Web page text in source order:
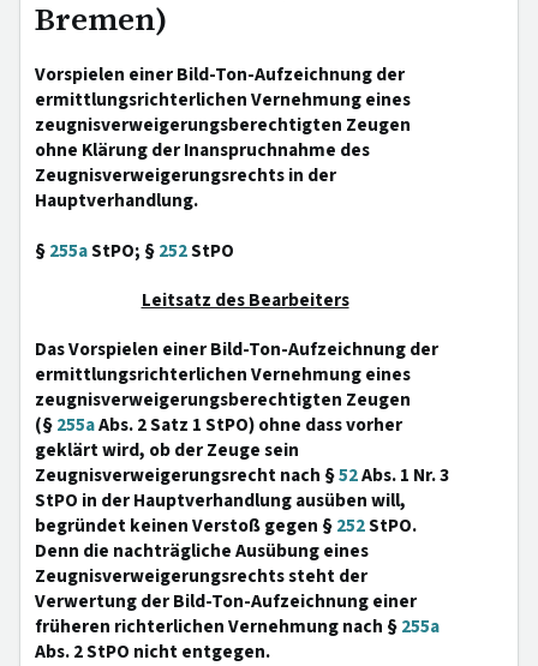
Bremen)
Vorspielen einer Bild-Ton-Aufzeichnung der
ermittlungsrichterlichen Vernehmung eines
zeugnisverweigerungsberechtigten Zeugen
ohne Klärung der Inanspruchnahme des
Zeugnisverweigerungsrechts in der
Hauptverhandlung.
§255aStPO; §252StPO
Leitsatz des Bearbeiters
Das Vorspielen einer Bild-Ton-Aufzeichnung der
ermittlungsrichterlichen Vernehmung eines
zeugnisverweigerungsberechtigten Zeugen
(§255aAbs. 2 Satz 1 StPO) ohne dass vorher
geklärt wird, ob der Zeuge sein
Zeugnisverweigerungsrecht nach §52Abs. 1 Nr. 3
StPO in der Hauptverhandlung ausüben will,
begründet keinen Verstoß gegen §252StPO.
Denn die nachträgliche Ausübung eines
Zeugnisverweigerungsrechts steht der
Verwertung der Bild-Ton-Aufzeichnung einer
früheren richterlichen Vernehmung nach §255a
Abs. 2 StPO nicht entgegen.